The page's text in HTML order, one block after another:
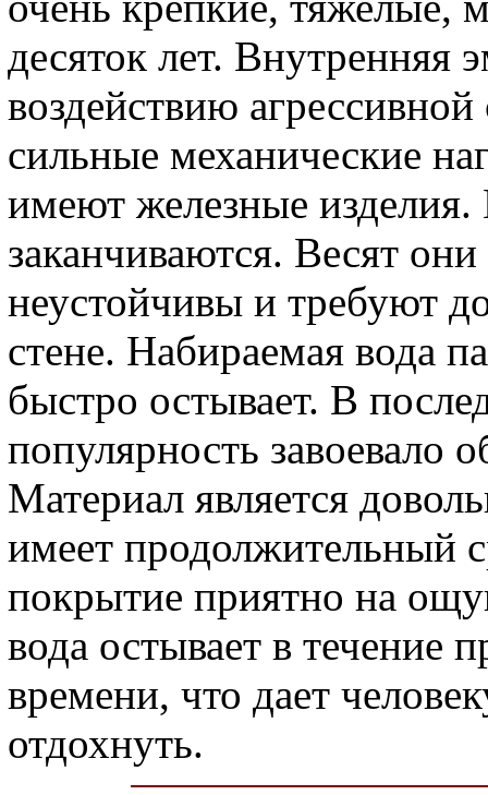
десяток лет. Внутренняя
воздействию
сильные механические
имеют железные
заканчиваются. Весят
неустойчивы и требуют
стене. Набираемая вода
быстро остывает. В
популярность завоевало
Материал является
имеет продолжительный
покрытие приятно на
вода остывает в течение
времени, что дает
отдохнуть.